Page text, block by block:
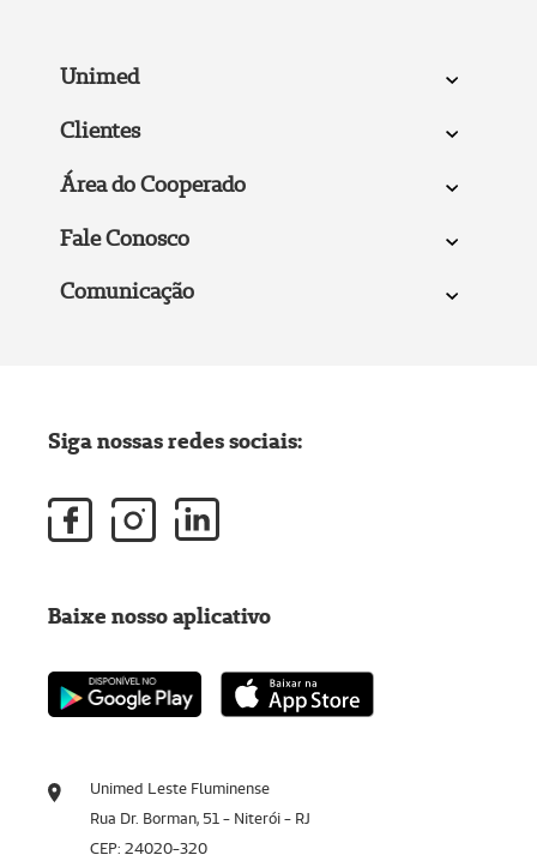
Unimed
Clientes
Área do Cooperado
Fale Conosco
Comunicação
Unimed Leste Fluminense
Rua Dr. Borman, 51 - Niterói - RJ
CEP: 24020-320
Siga nossas redes sociais:
Baixe nosso aplicativo